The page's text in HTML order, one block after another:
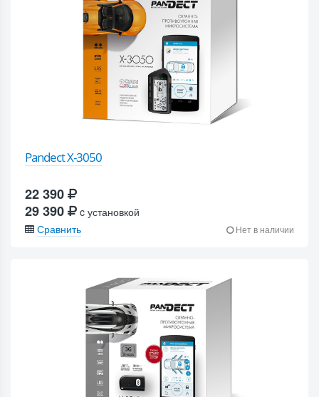
Pandect X-3050
22 390
29 390
c установкой
Сравнить
Нет в наличии